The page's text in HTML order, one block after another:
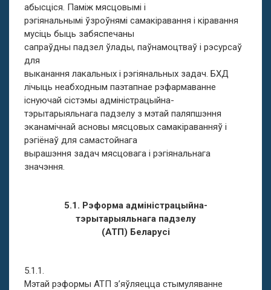
абысціся. Паміж мясцовымі і
рэгіянальнымі ўзроўнямі самакіравання і кіравання
мусіць быць забяспечаны
сапраўдны падзел ўлады, паўнамоцтваў і рэсурсаў
для
выканання лакальных і рэгіянальных задач. БХД
лічыць неабходным паэтапнае рэфармаванне
існуючай сістэмы адміністрацыйна-
тэрытарыяльнага падзелу з мэтай паляпшэння
эканамічнай асновы мясцовых самакіраванняў і
рэгіёнаў для самастойнага
вырашэння задач мясцовага і рэгіянальнага
значэння.
5.1. Рэформа адміністрацыйна-
тэрытарыяльнага падзелу
(АТП) Беларусі
5.1.1.
Мэтай рэформы АТП з’яўляецца стымуляванне